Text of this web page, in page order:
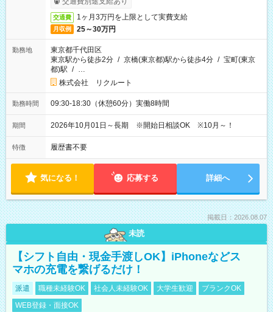
交通費 1ヶ月3万円を上限として実費支給
月収例 25～30万円
勤務地
東京都千代田区
東京駅から徒歩2分 / 京橋(東京都)駅から徒歩4分 / 宝町(東京
都)駅 / …
株式会社 リクルート
勤務時間 09:30-18:30（休憩60分）実働8時間
期間 2026年10月01日～長期 ※開始日相談OK ※10月～！
特徴 履歴書不要
気になる！ 応募する 詳細へ
掲載日：2026.08.07
未読
【シフト自由・現金手渡しOK】iPhoneなどス
マホの充電を繋げるだけ！
派遣 職種未経験OK 社会人未経験OK 大学生歓迎
ブランクOK
WEB登録・面接OK